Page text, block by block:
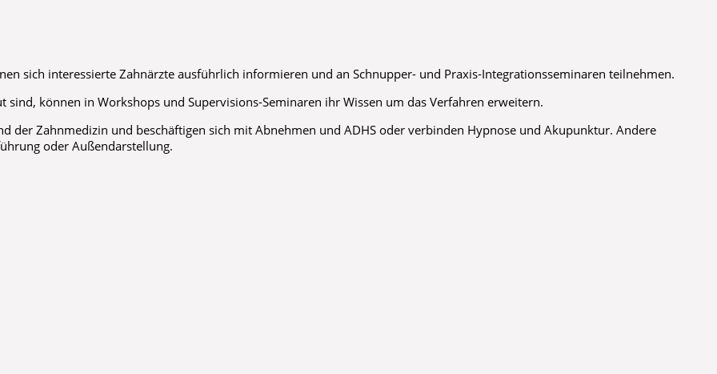
sich interessierte Zahnärzte ausführlich informieren und an Schnupper- und Praxis-Integrationsseminaren teilnehmen.
können in Workshops und Supervisions-Seminaren ihr Wissen um das Verfahren erweitern.
der Zahnmedizin und beschäftigen sich mit Abnehmen und ADHS oder verbinden Hypnose und Akupunktur. Andere
oder Außendarstellung.